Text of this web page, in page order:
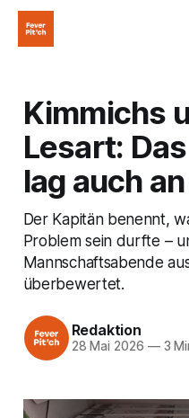
Kimmichs
Lesart:
lag auch
Der Kapitän benennt,
Problem sein durfte –
Mannschaftsabende
überbewertet.
Redaktion
28 Mai 2026 —3